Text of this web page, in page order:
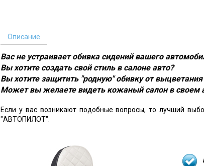
Описание
Вас не устраивает обивка сидений вашего
Вы хотите создать свой стиль в салоне авто?
Вы хотите защитить "родную" обивку от выцветания
Может вы желаете видеть кожаный салон в своем
Если у вас возникают подобные вопросы, то лучший
"АВТОПИЛОТ".